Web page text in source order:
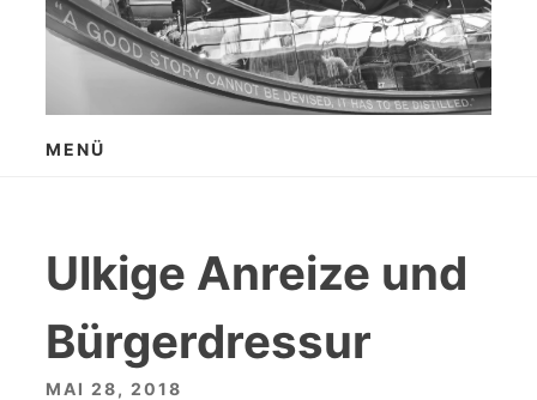
MENÜ
Ulkige Anreize und
Bürgerdressur
MAI 28, 2018